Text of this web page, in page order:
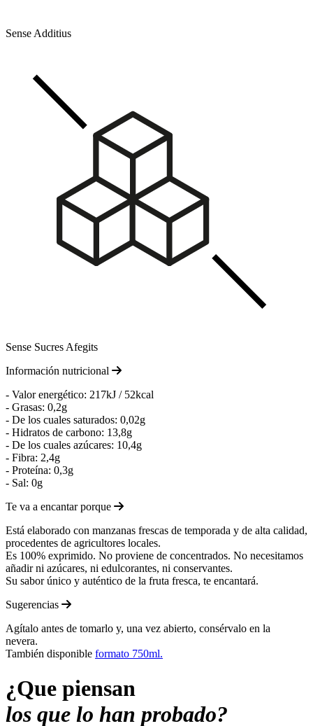
Sense Additius
Sense Sucres Afegits
Información nutricional
- Valor energético: 217kJ / 52kcal
- Grasas: 0,2g
- De los cuales saturados: 0,02g
- Hidratos de carbono: 13,8g
- De los cuales azúcares: 10,4g
- Fibra: 2,4g
- Proteína: 0,3g
- Sal: 0g
Te va a encantar porque
Está elaborado con manzanas frescas de temporada y de alta calidad,
procedentes de agricultores locales.
Es 100% exprimido. No proviene de concentrados. No necesitamos
añadir ni azúcares, ni edulcorantes, ni conservantes.
Su sabor único y auténtico de la fruta fresca, te encantará.
Sugerencias
Agítalo antes de tomarlo y, una vez abierto, consérvalo en la
nevera.
También disponible formato 750ml.
¿Que piensan
los que lo han probado?